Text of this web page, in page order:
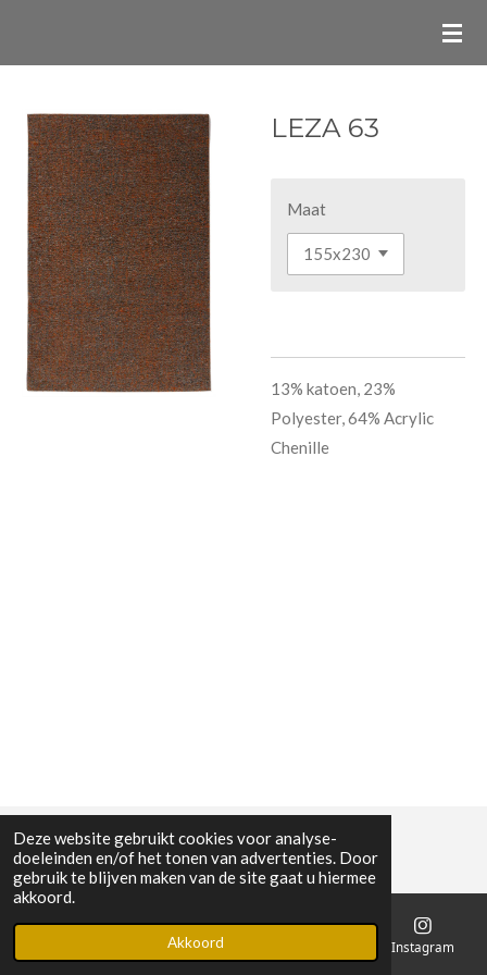
Deze website gebruikt cookies voor analyse-
doeleinden en/of het tonen van advertenties. Door
gebruik te blijven maken van de site gaat u hiermee
akkoord.
Akkoord
de
hoofdinhoud
LEZA 63
Maat
13% katoen, 23%
Polyester, 64% Acrylic
Chenille
Telefoonnummer Instagram